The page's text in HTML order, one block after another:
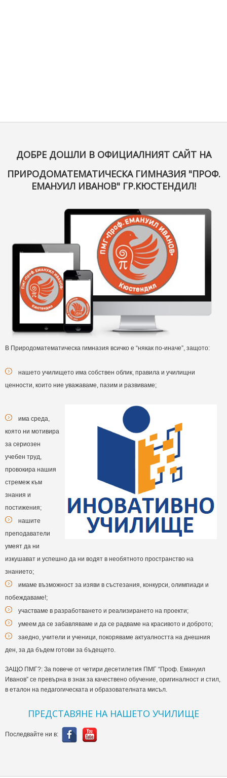
ДОБРЕ ДОШЛИ В ОФИЦИАЛНИЯТ САЙТ НА
ПРИРОДОМАТЕМАТИЧЕСКА ГИМНАЗИЯ "ПРОФ.
ЕМАНУИЛ ИВАНОВ" ГР.КЮСТЕНДИЛ!
В Природоматематическа гимназия всичко е “някак по-иначе”, защото:
нашето училището има собствен облик, правила и училищни
ценности, които ние уважаваме, пазим и развиваме;
има среда,
която ни мотивира
за сериозен
учебен труд,
провокира нашия
стремеж към
знания и
постижения;
нашите
преподаватели
умеят да ни
изкушават и успешно да ни водят в необятното пространство на
знанието;
имаме възможност за изяви в състезания, конкурси, олимпиади и
побеждаваме!;
участваме в разработването и реализирането на проекти;
умеем да се забавляваме и да се радваме на красивото и доброто;
заедно, учители и ученици, покоряваме актуалността на днешния
ден, за да бъдем готови за бъдещето.
ЗАЩО ПМГ?: За повече от четири десетилетия ПМГ “Проф. Емануил
Иванов” се превърна в знак за качествено обучение, оригиналност и стил,
в еталон на педагогическата и образователната мисъл.
ПРЕДСТАВЯНЕ НА НАШЕТО УЧИЛИЩЕ
Последвайте ни в: